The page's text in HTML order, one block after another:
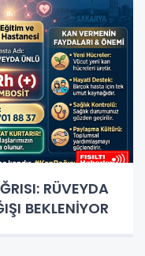
RÜVEYDA
BEKLENİYOR